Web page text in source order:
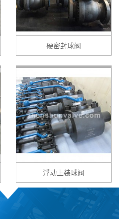
硬密封球阀
浮动上装球阀